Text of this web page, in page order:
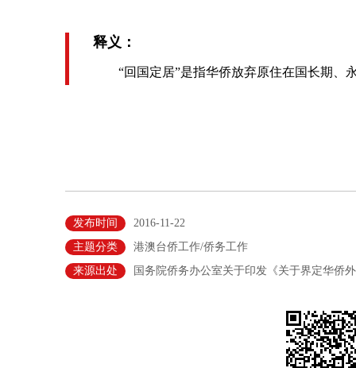
释义：
“回国定居”是指华侨放弃原住在国长期、
发布时间
2016-11-22
主题分类
港澳台侨工作/侨务工作
来源出处
国务院侨务办公室关于印发《关于界定华侨